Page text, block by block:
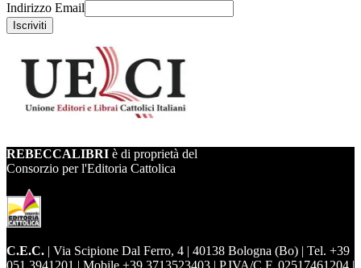
Indirizzo Email
Iscriviti
REBECCALIBRI è di proprietà del
Consorzio per l'Editoria Cattolica
C.E.C. | Via Scipione Dal Ferro, 4 | 40138 Bologna (Bo) | Tel. +39
051.3941201 | Mobile +39 3713523403 | P.IVA/C.F. 02517461204 |